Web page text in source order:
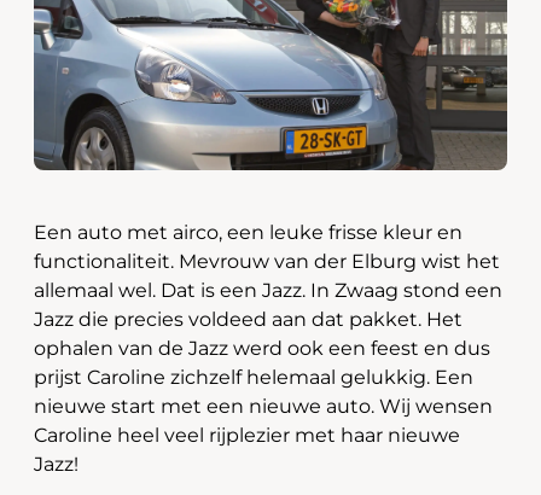
Webshop
Contact
Een auto met airco, een leuke frisse kleur en
functionaliteit. Mevrouw van der Elburg wist het
allemaal wel. Dat is een Jazz. In Zwaag stond een
Jazz die precies voldeed aan dat pakket. Het
ophalen van de Jazz werd ook een feest en dus
prijst Caroline zichzelf helemaal gelukkig. Een
nieuwe start met een nieuwe auto. Wij wensen
Caroline heel veel rijplezier met haar nieuwe
Jazz!